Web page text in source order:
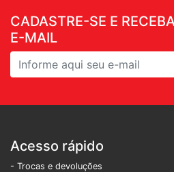
CADASTRE-SE E
E-MAIL
Acesso rápido
- Trocas e devoluções